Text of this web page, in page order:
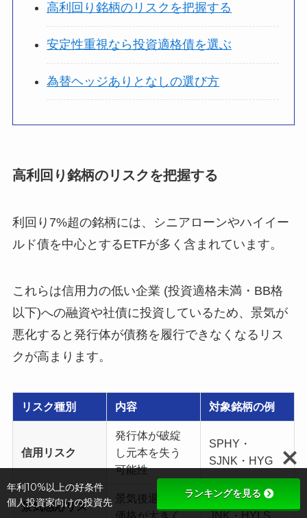
高利回り銘柄のリスクを把握する
安定性重視なら投資適格債を選ぶ
為替ヘッジありとなしの選び方
高利回り銘柄のリスクを把握する
利回り7%超の銘柄には、シニアローンやハイイー
ルド債を中心とするETFが多く含まれています。
これらは信用力の低い企業 (投資適格未満・BB格
以下)への融資や社債に投資しているため、景気が
悪化すると発行体が債務を履行できなくなるリス
クが高まります。
リスク種別 内容 対象銘柄の例
信用リスク
発行体が破綻
し元本を失う
可能性
SPHY・
SJNK・HYG
景気感応リス
景気後退時に
価格が大きく
JNK・HYLS
年利10%以上の好条件
個人投資家向けの投資先
ランキングを見る